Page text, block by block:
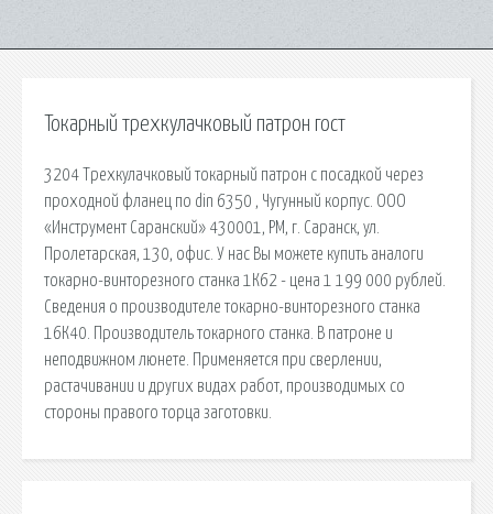
Токарный трехкулачковый патрон гост
3204 Трехкулачковый токарный патрон с посадкой через
проходной фланец по din 6350 , Чугунный корпус. ООО
«Инструмент Саранский» 430001, РМ, г. Саранск, ул.
Пролетарская, 130, офис. У нас Вы можете купить аналоги
токарно-винторезного станка 1К62 - цена 1 199 000 рублей.
Сведения о производителе токарно-винторезного станка
16К40. Производитель токарного станка. В патроне и
неподвижном люнете. Применяется при сверлении,
растачивании и других видах работ, производимых со
стороны правого торца заготовки.